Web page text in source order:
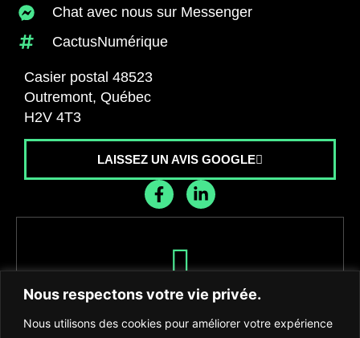
Nous respectons votre vie privée.
Nous utilisons des cookies pour améliorer votre expérience
Chat avec nous sur Messenger
CactusNumérique
Casier postal 48523
Outremont, Québec
H2V 4T3
LAISSEZ UN AVIS GOOGLE
Recevez les dernières nouvelles de